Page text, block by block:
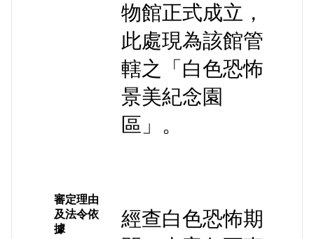
物館正式成立，
此處現為該館管
轄之「白色恐怖
景美紀念園
區」。
審定理由
及法令依
據
經查白色恐怖期